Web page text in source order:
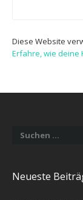
Diese Website
Erfahre, wie deine
Suchen
Neueste